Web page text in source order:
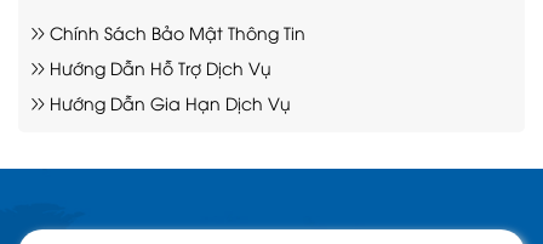
Chính Sách Bảo Mật Thông Tin
Hướng Dẫn Hỗ Trợ Dịch Vụ
Hướng Dẫn Gia Hạn Dịch Vụ